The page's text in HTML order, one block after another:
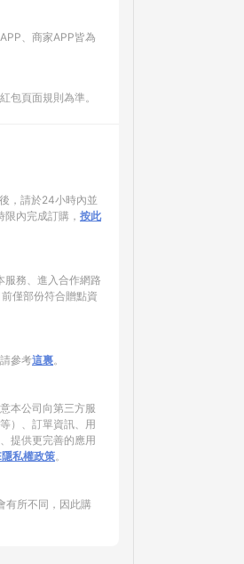
、商家APP皆為
包頁面規則為準。
，請於24小時內並
內完成訂購， 按此
服務、進入合作網路
僅部份符合贈點資
參考這裏。
本公司向第三方服
）、訂單資訊、用
提供更完善的應用
隱私權政策。
有所不同，因此購